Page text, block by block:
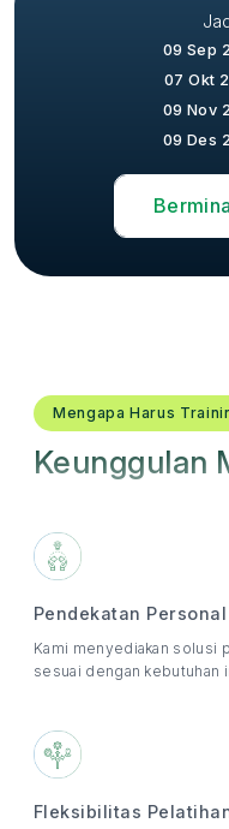
09 Sep
07 Okt
09 Nov
09 Des
Mengapa Harus
Keunggulan
Pendekatan
Kami menyediakan solusi
sesuai dengan kebutuhan
Fleksibilitas